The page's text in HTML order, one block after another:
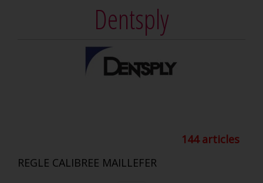
Dentsply
144 articles
REGLE CALIBREE MAILLEFER